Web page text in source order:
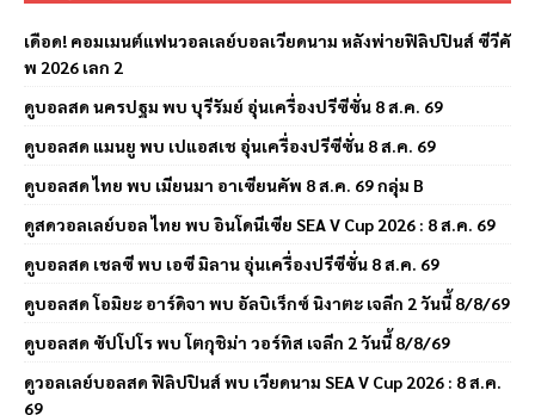
เดือด! คอมเมนต์แฟนวอลเลย์บอลเวียดนาม หลังพ่ายฟิลิปปินส์ ซีวีคั
พ 2026 เลก 2
ดูบอลสด นครปฐม พบ บุรีรัมย์ อุ่นเครื่องปรีซีซั่น 8 ส.ค. 69
ดูบอลสด แมนยู พบ เปแอสเช อุ่นเครื่องปรีซีซั่น 8 ส.ค. 69
ดูบอลสด ไทย พบ เมียนมา อาเซียนคัพ 8 ส.ค. 69 กลุ่ม B
ดูสดวอลเลย์บอล ไทย พบ อินโดนีเซีย SEA V Cup 2026 : 8 ส.ค. 69
ดูบอลสด เชลซี พบ เอซี มิลาน อุ่นเครื่องปรีซีซั่น 8 ส.ค. 69
ดูบอลสด โอมิยะ อาร์ดิจา พบ อัลบิเร็กซ์ นิงาตะ เจลีก 2 วันนี้ 8/8/69
ดูบอลสด ซัปโปโร พบ โตกุชิม่า วอร์ทิส เจลีก 2 วันนี้ 8/8/69
ดูวอลเลย์บอลสด ฟิลิปปินส์ พบ เวียดนาม SEA V Cup 2026 : 8 ส.ค.
69